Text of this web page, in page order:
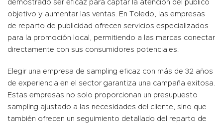
demostrado ser eficaz para captar la atención del público
objetivo y aumentar las ventas. En Toledo, las empresas
de reparto de publicidad ofrecen servicios especializados
para la promoción local, permitiendo a las marcas conectar
directamente con sus consumidores potenciales.
Elegir una empresa de sampling eficaz con más de 32 años
de experiencia en el sector garantiza una campaña exitosa.
Estas empresas no solo proporcionan un presupuesto
sampling ajustado a las necesidades del cliente, sino que
también ofrecen un seguimiento detallado del reparto de